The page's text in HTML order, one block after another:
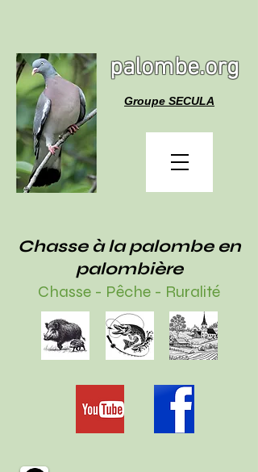
palombe.org
Groupe SECULA
Chasse à la palombe en
palombière
Chasse - Pêche - Ruralité